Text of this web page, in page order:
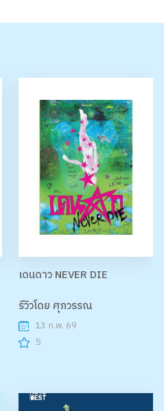
เดนดาว NEVER DIE
รีวิวโดย ศุภวรรณ
13 ก.พ. 69
5